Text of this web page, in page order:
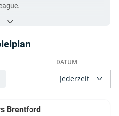
– Tickets gehen schnell weg!
vorgeprüften Verkäufern mit
Brentford